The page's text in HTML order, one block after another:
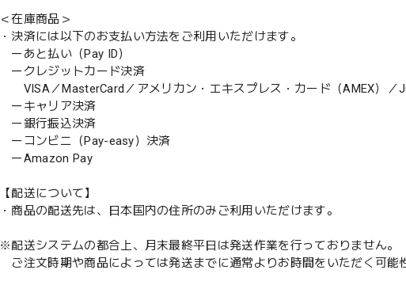
＜在庫商品＞
・決済には以下のお支払い方法をご利用いただけます。
ーあと払い（Pay ID）
ークレジットカード決済
VISA／MasterCard／アメリカン・エキスプレス・カード（AMEX）／
ーキャリア決済
ー銀行振込決済
ーコンビニ（Pay-easy）決済
ーAmazon Pay
【配送について】
・商品の配送先は、日本国内の住所のみご利用いただけます。
※配送システムの都合上、月末最終平日は発送作業を行っておりません。
ご注文時期や商品によっては発送までに通常よりお時間をいただく可能